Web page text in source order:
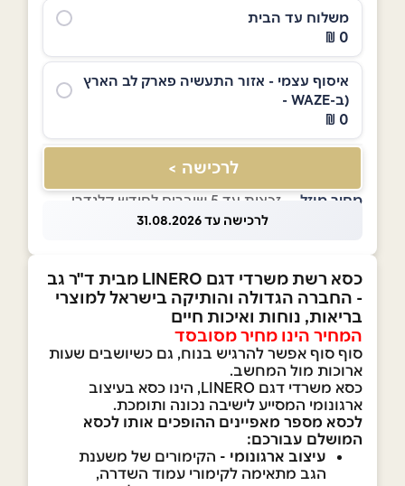
משלוח עד הבית
0 ₪
איסוף עצמי - אזור התעשיה פארק לב הארץ
(ב-WAZE -
0 ₪
לרכישה >
מחיר מוזל — זכאות עד 5 שוברים לחודש קלנדרי
לרכישה עד 31.08.2026
כסא רשת משרדי דגם LINERO מבית ד"ר גב
- החברה הגדולה והותיקה בישראל למוצרי
בריאות, נוחות ואיכות חיים
המחיר הינו מחיר מסובסד
סוף סוף אפשר להרגיש בנוח, גם כשיושבים שעות
ארוכות מול המחשב.
כסא משרדי דגם LINERO, הינו כסא בעיצוב
ארגונומי המסייע לישיבה נכונה ותומכת.
לכסא מספר מאפיינים ההופכים אותו לכסא
המושלם עבורכם:
עיצוב ארגונומי - הקימורים של משענת
הגב מתאימה לקימורי עמוד השדרה,